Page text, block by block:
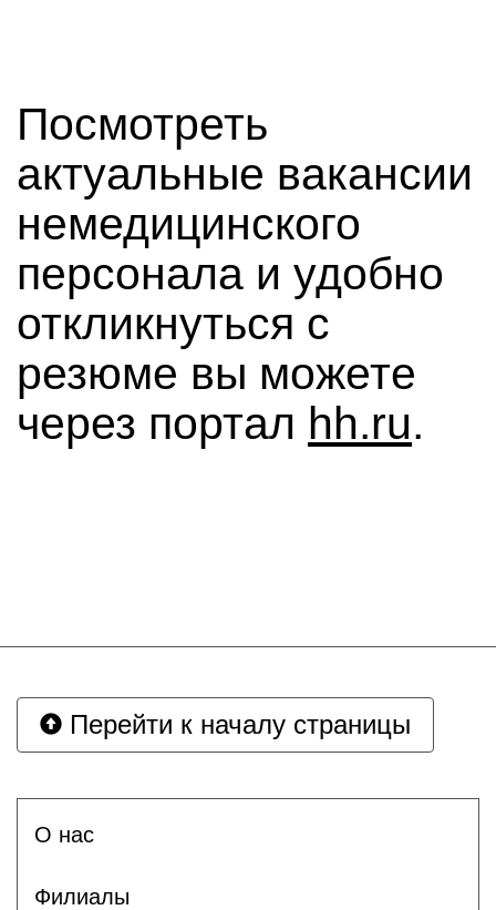
Посмотреть
актуальные вакансии
немедицинского
персонала и удобно
откликнуться с
резюме вы можете
через портал hh.ru.
Перейти к началу страницы
О нас
Филиалы